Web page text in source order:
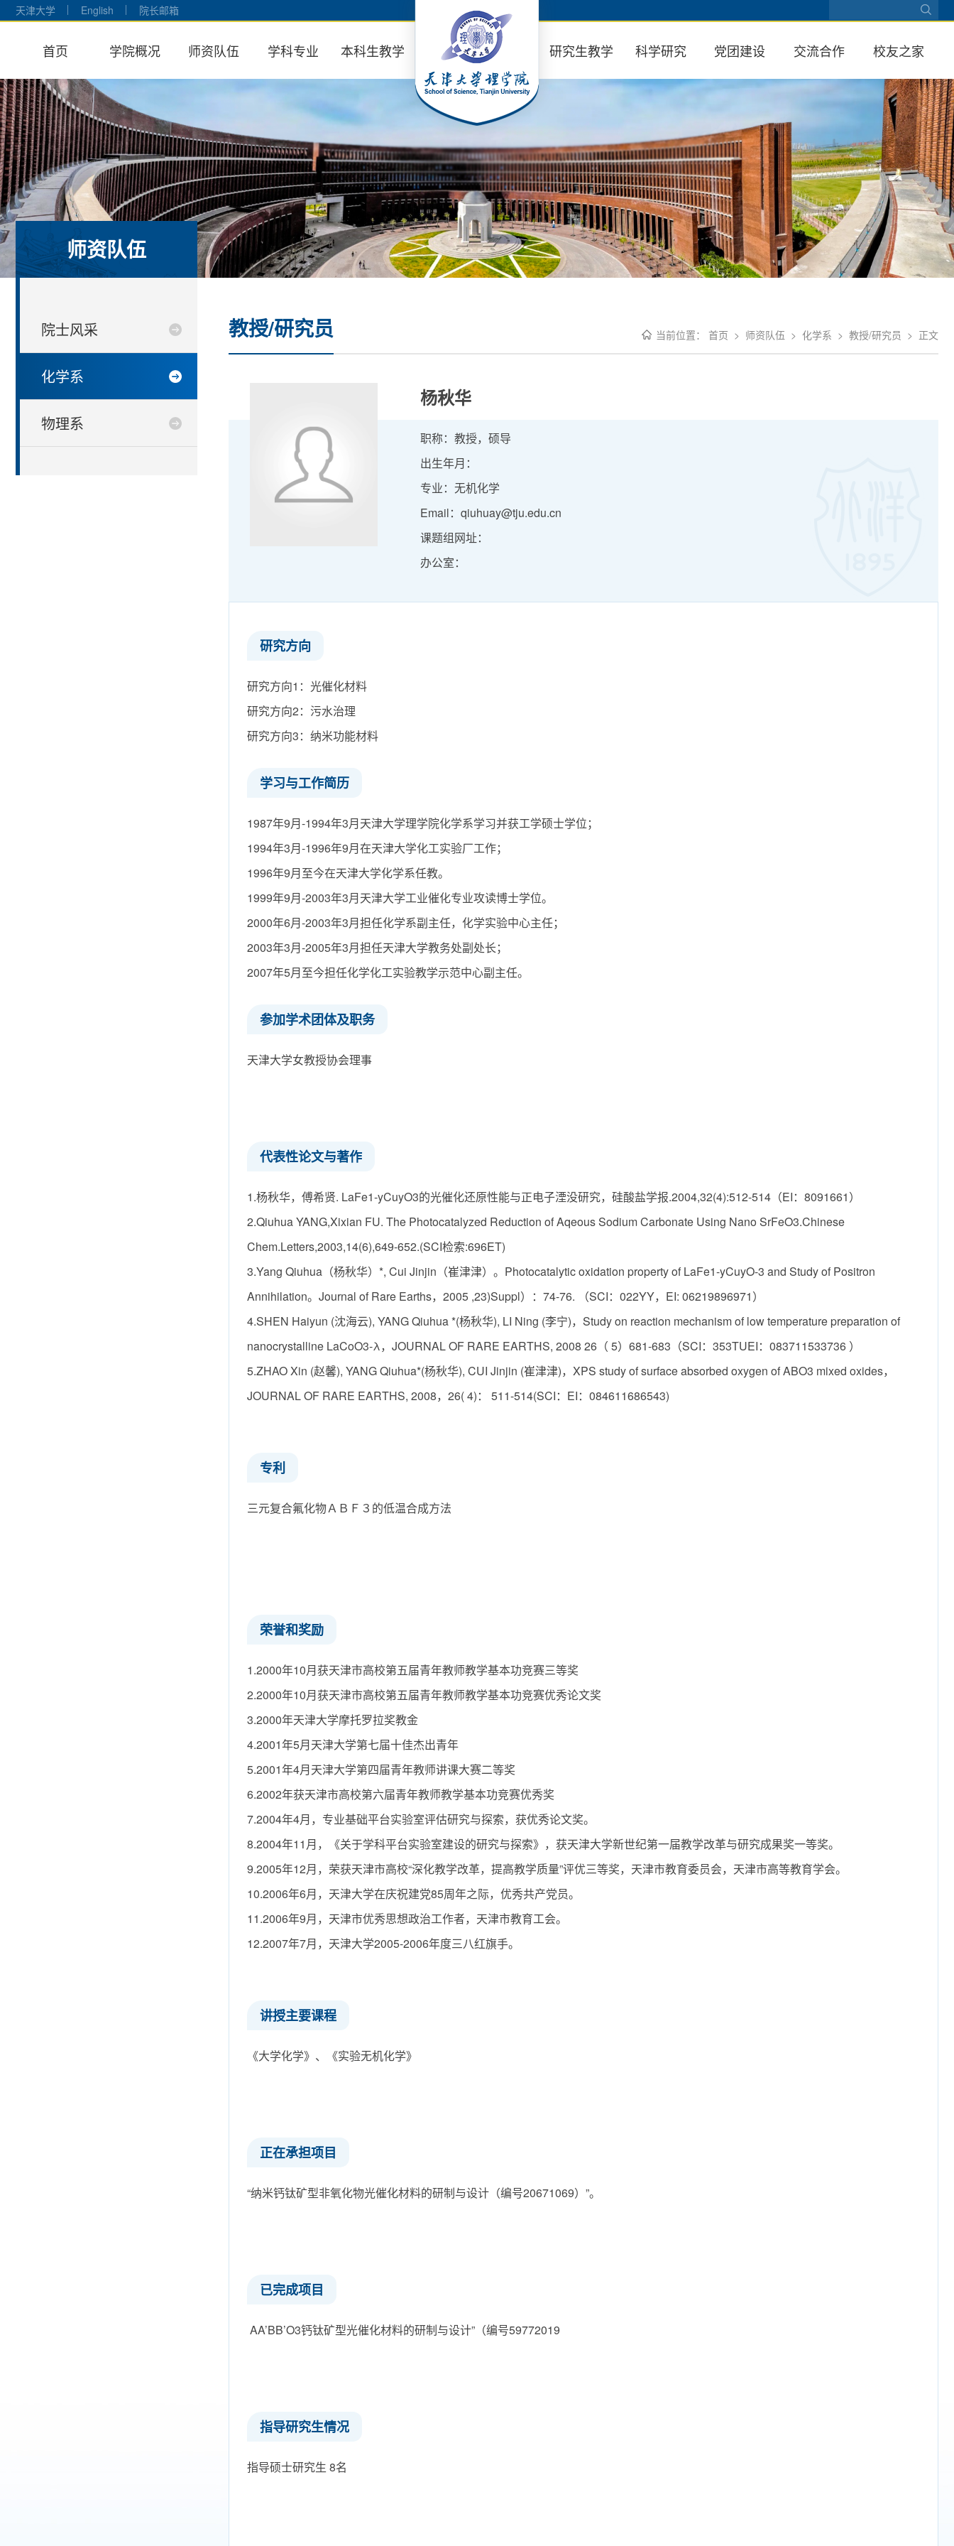
天津大学 English 院长邮箱
首页 学院概况 师资队伍 学科专业 本科生教学 研究生教学 科学研究 党团建设 交流合作 校友之家
师资队伍
院士风采
化学系
物理系
当前位置： 首页 > 师资队伍 > 化学系 > 教授/研究员 > 正文
教授/研究员
杨秋华
职称：教授，硕导
出生年月：
专业：无机化学
Email：qiuhuay@tju.edu.cn
课题组网址：
办公室：
研究方向
研究方向1：光催化材料
研究方向2：污水治理
研究方向3：纳米功能材料
学习与工作简历
1987年9月-1994年3月天津大学理学院化学系学习并获工学硕士学位；
1994年3月-1996年9月在天津大学化工实验厂工作；
1996年9月至今在天津大学化学系任教。
1999年9月-2003年3月天津大学工业催化专业攻读博士学位。
2000年6月-2003年3月担任化学系副主任，化学实验中心主任；
2003年3月-2005年3月担任天津大学教务处副处长；
2007年5月至今担任化学化工实验教学示范中心副主任。
参加学术团体及职务
天津大学女教授协会理事
代表性论文与著作
1.杨秋华，傅希贤. LaFe1-yCuyO3的光催化还原性能与正电子湮没研究，硅酸盐学报.2004,32(4):512-514（EI：8091661）
2.Qiuhua YANG,Xixian FU. The Photocatalyzed Reduction of Aqeous Sodium Carbonate Using Nano SrFeO3.Chinese
Chem.Letters,2003,14(6),649-652.(SCI检索:696ET)
3.Yang Qiuhua（杨秋华）*, Cui Jinjin（崔津津）。Photocatalytic oxidation property of LaFe1-yCuyO-3 and Study of Positron
Annihilation。Journal of Rare Earths，2005 ,23)Suppl）：74-76. （SCI：022YY，EI: 06219896971）
4.SHEN Haiyun (沈海云), YANG Qiuhua *(杨秋华), LI Ning (李宁)，Study on reaction mechanism of low temperature preparation of
nanocrystalline LaCoO3-λ，JOURNAL OF RARE EARTHS, 2008 26（ 5）681-683（SCI：353TUEI：083711533736 ）
5.ZHAO Xin (赵馨), YANG Qiuhua*(杨秋华), CUI Jinjin (崔津津)，XPS study of surface absorbed oxygen of ABO3 mixed oxides，
JOURNAL OF RARE EARTHS, 2008，26( 4)： 511-514(SCI：EI：084611686543)
专利
三元复合氟化物ＡＢＦ３的低温合成方法
荣誉和奖励
1.2000年10月获天津市高校第五届青年教师教学基本功竞赛三等奖
2.2000年10月获天津市高校第五届青年教师教学基本功竞赛优秀论文奖
3.2000年天津大学摩托罗拉奖教金
4.2001年5月天津大学第七届十佳杰出青年
5.2001年4月天津大学第四届青年教师讲课大赛二等奖
6.2002年获天津市高校第六届青年教师教学基本功竞赛优秀奖
7.2004年4月，专业基础平台实验室评估研究与探索，获优秀论文奖。
8.2004年11月，《关于学科平台实验室建设的研究与探索》，获天津大学新世纪第一届教学改革与研究成果奖一等奖。
9.2005年12月，荣获天津市高校“深化教学改革，提高教学质量”评优三等奖，天津市教育委员会，天津市高等教育学会。
10.2006年6月，天津大学在庆祝建党85周年之际，优秀共产党员。
11.2006年9月，天津市优秀思想政治工作者，天津市教育工会。
12.2007年7月，天津大学2005-2006年度三八红旗手。
讲授主要课程
《大学化学》、《实验无机化学》
正在承担项目
“纳米钙钛矿型非氧化物光催化材料的研制与设计（编号20671069）”。
已完成项目
AA’BB’O3钙钛矿型光催化材料的研制与设计”（编号59772019
指导研究生情况
指导硕士研究生 8名